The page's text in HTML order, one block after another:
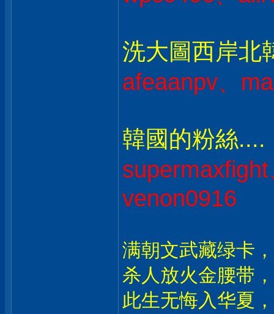
洗大圖西岸北
afeaanpv、
韓國的粉絲....
venon0916
满朝文武藏绿卡
杀人放火金腰带
此生无悔入华夏